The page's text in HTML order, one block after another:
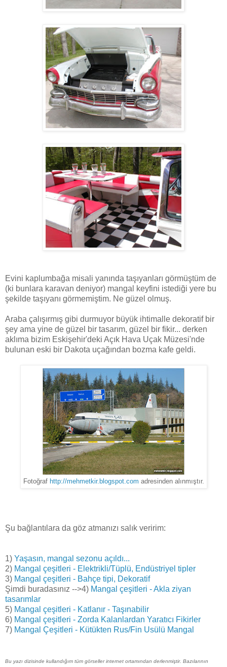
Evini kaplumbağa misali yanında taşıyanları görmüştüm de
(ki bunlara karavan deniyor) mangal keyfini istediği yere bu
şekilde taşıyanı görmemiştim. Ne güzel olmuş.
Araba çalışırmış gibi durmuyor büyük ihtimalle dekoratif bir
şey ama yine de güzel bir tasarım, güzel bir fikir... derken
aklıma bizim Eskişehir'deki Açık Hava Uçak Müzesi'nde
bulunan eski bir Dakota uçağından bozma kafe geldi.
Fotoğraf http://mehmetkir.blogspot.com adresinden alınmıştır.
Şu bağlantılara da göz atmanızı salık veririm:
1) Yaşasın, mangal sezonu açıldı...
2) Mangal çeşitleri - Elektrikli/Tüplü, Endüstriyel tipler
3) Mangal çeşitleri - Bahçe tipi, Dekoratif
Şimdi buradasınız -->4) Mangal çeşitleri - Akla ziyan
tasarımlar
5) Mangal çeşitleri - Katlanır - Taşınabilir
6) Mangal çeşitleri - Zorda Kalanlardan Yaratıcı Fikirler
7) Mangal Çeşitleri - Kütükten Rus/Fin Usülü Mangal
Bu yazı dizisinde kullandığım tüm görseller internet ortamından derlenmiştir. Bazılarının